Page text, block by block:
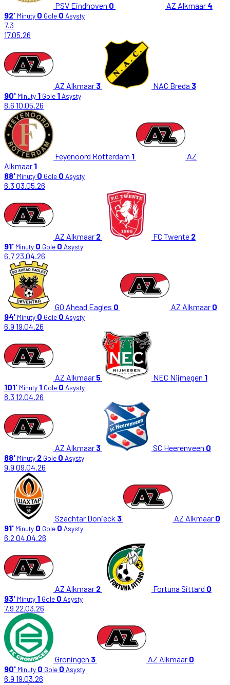
PSV Eindhoven 0 AZ Alkmaar 4
92' Minuty 0 Gole 0 Asysty
7.3
17.05.26
AZ Alkmaar 3 NAC Breda 3
90' Minuty 1 Gole 1Asysty
8.6 10.05.26
Feyenoord Rotterdam 1
AZ
Alkmaar 1
88' Minuty 0 Gole 0 Asysty
6.3 03.05.26
AZ Alkmaar 2 FC Twente 2
91' Minuty 0 Gole 0 Asysty
6.723.04.26
GO Ahead Eagles 0 AZ Alkmaar 0
94' Minuty 0 Gole 0 Asysty
6.9 19.04.26
AZ Alkmaar 5 NEC Nijmegen 1
101' Minuty 1 Gole 0 Asysty
8.3 12.04.26
AZ Alkmaar 3 SC Heerenveen 0
88' Minuty 2 Gole 0 Asysty
9.9 09.04.26
Szachtar Donieck 3 AZ Alkmaar 0
91' Minuty 0 Gole 0 Asysty
6.2 04.04.26
AZ Alkmaar 2 Fortuna Sittard 0
93' Minuty 1 Gole 0 Asysty
7.9 22.03.26
Groningen 3 AZ Alkmaar 0
90' Minuty 0 Gole 0 Asysty
6.9 19.03.26